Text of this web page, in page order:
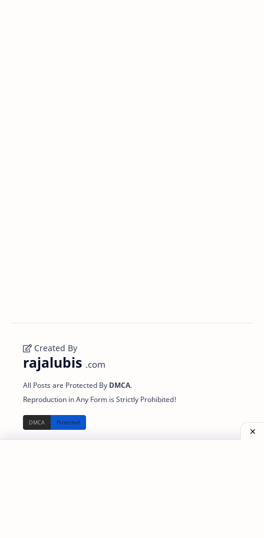
Created By
rajalubis .com
All Posts are Protected By DMCA.
Reproduction in Any Form is Strictly Prohibited!
Read About Support